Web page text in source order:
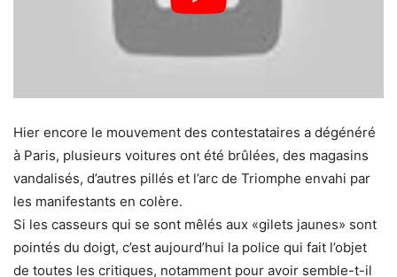
Hier encore le mouvement des contestataires a dégénéré
à Paris, plusieurs voitures ont été brûlées, des magasins
vandalisés, d’autres pillés et l’arc de Triomphe envahi par
les manifestants en colère.
Si les casseurs qui se sont mêlés aux «gilets jaunes» sont
pointés du doigt, c’est aujourd’hui la police qui fait l’objet
de toutes les critiques, notamment pour avoir semble-t-il